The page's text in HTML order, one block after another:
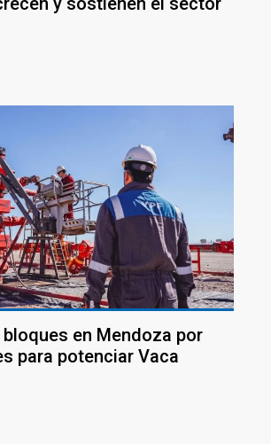
en Mendoza por
para potenciar Vaca